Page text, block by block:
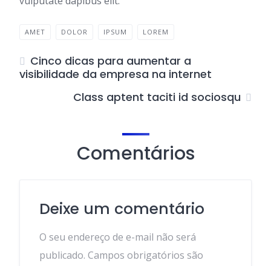
AMET DOLOR IPSUM LOREM
Cinco dicas para aumentar a
visibilidade da empresa na internet
Class aptent taciti id sociosqu
Comentários
Deixe um comentário
O seu endereço de e-mail não será
publicado. Campos obrigatórios são